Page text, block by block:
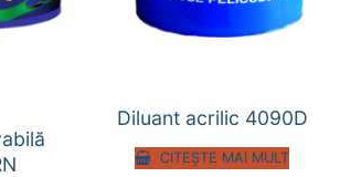
Diluant acrilic 4090D
CITEȘTE MAI MULT